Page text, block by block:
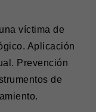
víctima de
Aplicación
Prevención
de